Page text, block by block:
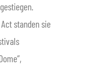
standen sie